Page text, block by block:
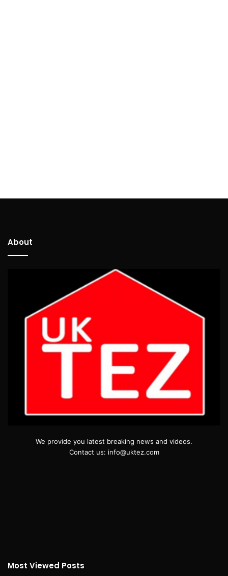
About
We provide you latest breaking news and videos.
Contact us: info@uktez.com
Most Viewed Posts